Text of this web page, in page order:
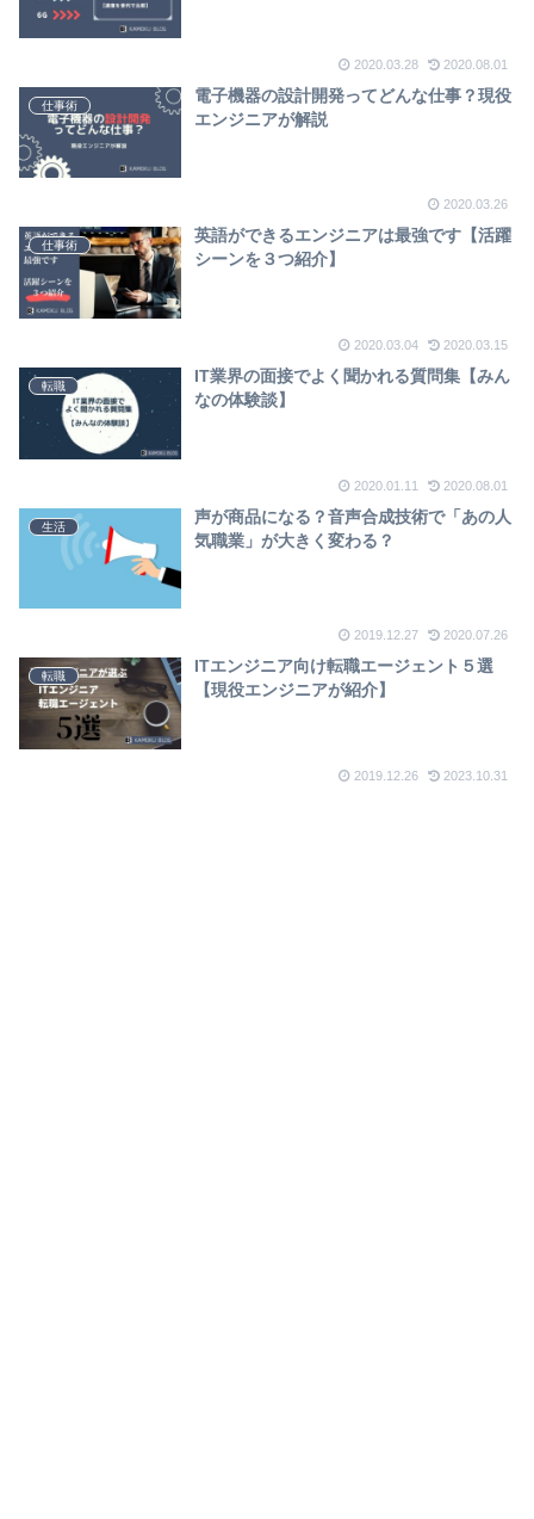
2020.03.28 2020.08.01
仕事術
電子機器の設計開発ってどんな仕事？現役
エンジニアが解説
2020.03.26
仕事術
英語ができるエンジニアは最強です【活躍
シーンを３つ紹介】
2020.03.04 2020.03.15
転職
IT業界の面接でよく聞かれる質問集【みん
なの体験談】
2020.01.11 2020.08.01
生活
声が商品になる？音声合成技術で「あの人
気職業」が大きく変わる？
2019.12.27 2020.07.26
転職
ITエンジニア向け転職エージェント５選
【現役エンジニアが紹介】
2019.12.26 2023.10.31